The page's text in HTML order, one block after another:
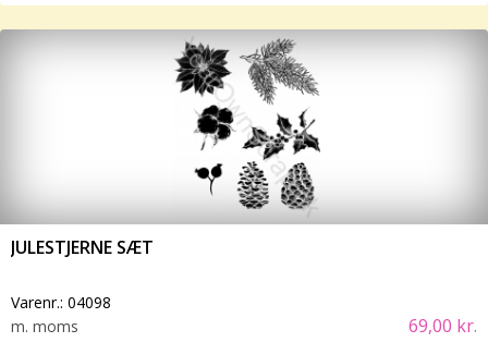
JULESTJERNE SÆT
Varenr.: 04098
m. moms
69,00 kr.